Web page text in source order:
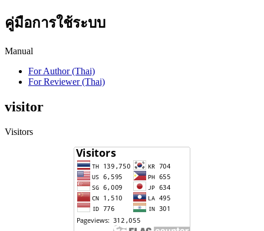
คู่มือการใช้ระบบ
Manual
For Author (Thai)
For Reviewer (Thai)
visitor
Visitors